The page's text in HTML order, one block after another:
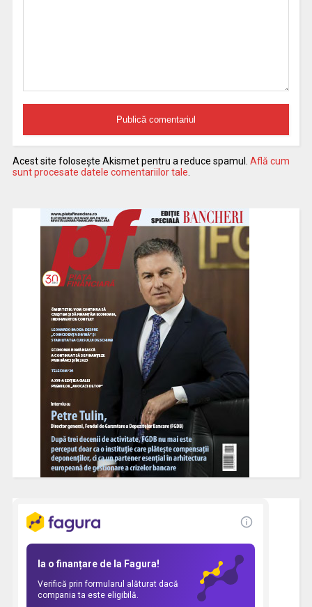
Acest site folosește Akismet pentru a reduce spamul. Află cum
sunt procesate datele comentariilor tale